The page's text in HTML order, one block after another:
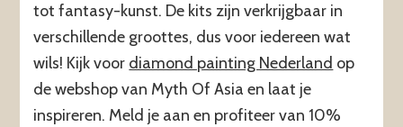
tot fantasy-kunst. De kits zijn verkrijgbaar in
verschillende groottes, dus voor iedereen wat
wils! Kijk voor diamond painting Nederland op
de webshop van Myth Of Asia en laat je
inspireren. Meld je aan en profiteer van 10%